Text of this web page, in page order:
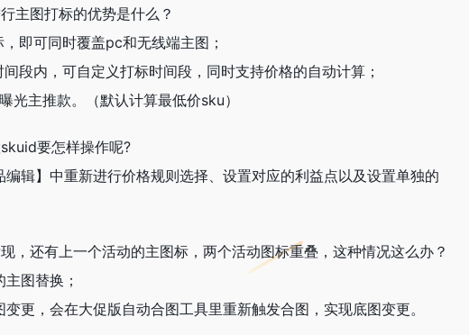
主图打标的优势是什么？
即可同时覆盖pc和无线端主图；
段内，可自定义打标时间段，同时支持价格的自动计算；
光主推款。（默认计算最低价sku）
要怎样操作呢?
辑】中重新进行价格规则选择、设置对应的利益点以及设置单独的
，还有上一个活动的主图标，两个活动图标重叠，这种情况这么办？
图替换；
更，会在大促版自动合图工具里重新触发合图，实现底图变更。